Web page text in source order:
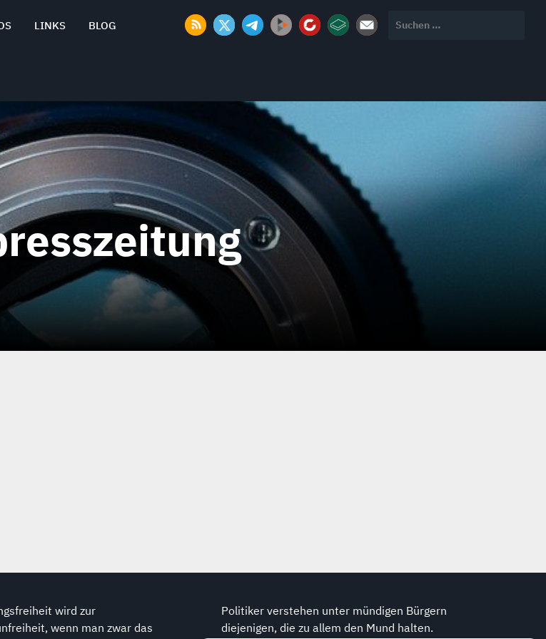
LINKS BLOG
nach:
wird zur
wenn man zwar das
Politiker verstehen unter mündigen Bürgern
diejenigen, die zu allem den Mund halten.